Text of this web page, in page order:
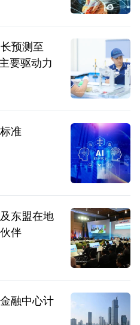
预测至
要驱动力
准
东盟在地
伴
融中心计